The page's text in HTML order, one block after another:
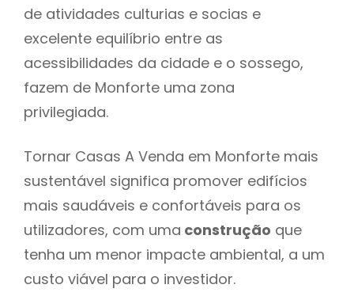
de atividades culturias e socias e
excelente equilíbrio entre as
acessibilidades da cidade e o sossego,
fazem de Monforte uma zona
privilegiada.
Tornar Casas A Venda em Monforte mais
sustentável significa promover edifícios
mais saudáveis e confortáveis para os
utilizadores, com uma construção que
tenha um menor impacte ambiental, a um
custo viável para o investidor.